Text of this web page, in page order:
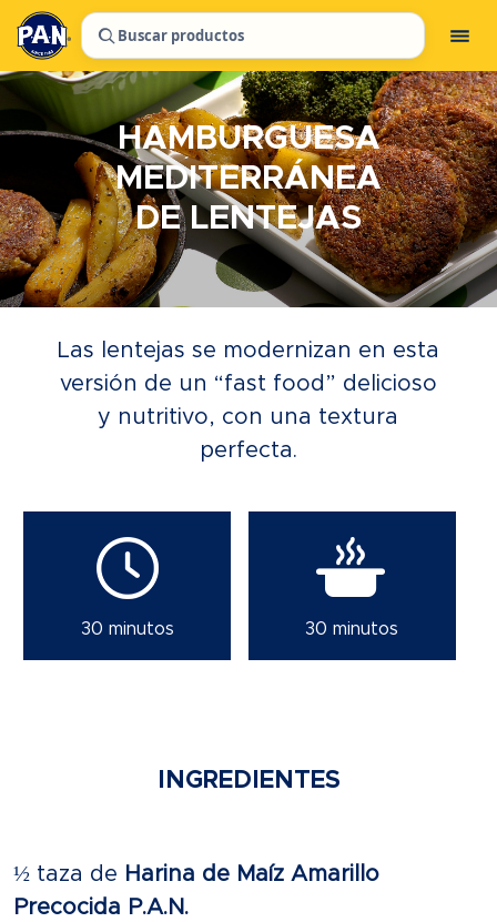
Buscar productos
HAMBURGUESA
MEDITERRÁNEA
DE LENTEJAS
Las lentejas se modernizan en esta
versión de un “fast food” delicioso
y nutritivo, con una textura
perfecta.
30 minutos 30 minutos
INGREDIENTES
½ taza de Harina de Maíz Amarillo
Precocida P.A.N.